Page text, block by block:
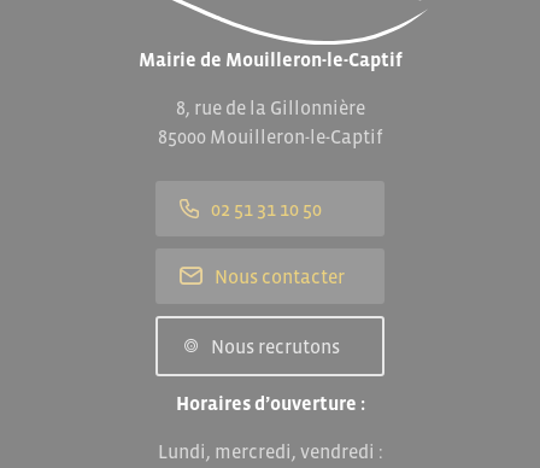
Mairie de Mouilleron-le-Captif
8, rue de la Gillonnière
85000 Mouilleron-le-Captif
02 51 31 10 50
Nous contacter
Nous recrutons
Horaires d’ouverture :
Lundi, mercredi, vendredi :